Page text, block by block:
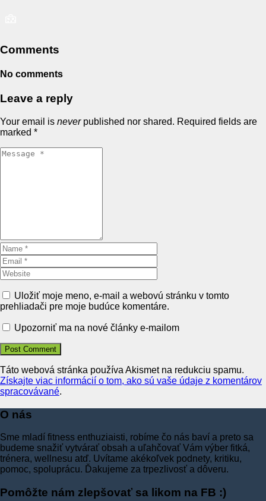
Comments
No comments
Leave a reply
Your email is neverpublished nor shared. Required fields are
marked *
Uložiť moje meno, e-mail a webovú stránku v tomto
prehliadači pre moje budúce komentáre.
Upozorniť ma na nové články e-mailom
Táto webová stránka používa Akismet na redukciu spamu.
Získajte viac informácií o tom, ako sú vaše údaje z komentárov
spracovávané.
O nás
Sme mladí fitness enthuziaisti, robíme čo nás baví a preto sa
budeme snažiť vytvárať obsah a uľahčovať Vám výber fitká,
trénera, wellnesu atď. Uvítame akékoľvek podnety, kritiku,
pomoc, spoluprácu. Ďakujeme za trpezlivosť a dôveru.
Pomôžte nám zlepšovať sa likom na FB :)